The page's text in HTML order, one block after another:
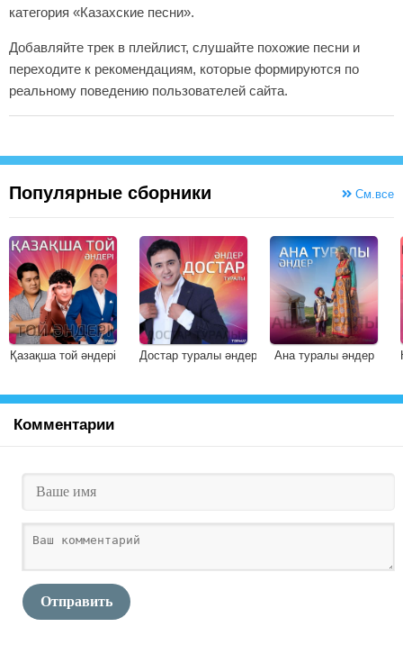
категория «Казахские песни».
Добавляйте трек в плейлист, слушайте похожие песни и
переходите к рекомендациям, которые формируются по
реальному поведению пользователей сайта.
Популярные сборники См.все
Қазақша той әндері Достар туралы әндер Ана туралы әндер
Комментарии
Отправить